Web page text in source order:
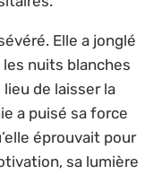
Elle a jonglé
nuits blanches
de laisser la
a puisé sa force
éprouvait pour
sa lumière